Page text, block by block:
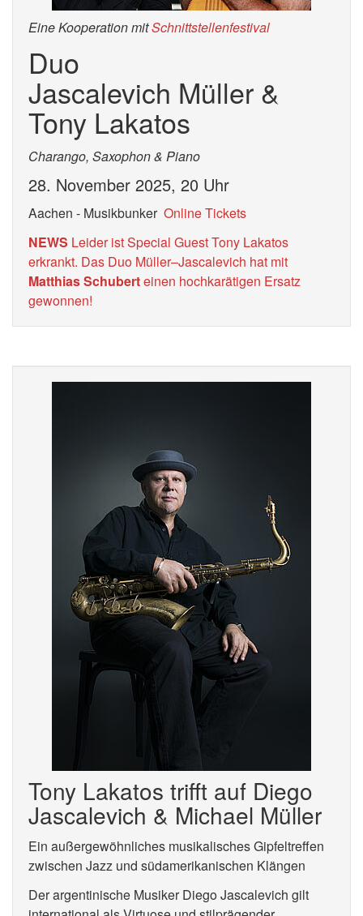
Eine Kooperation mitSchnittstellenfestival
Duo
Jascalevich Müller &
Tony Lakatos
Charango, Saxophon & Piano
28. November 2025, 20 Uhr
Aachen - Musikbunker Online Tickets
NEWS Leider ist Special Guest Tony Lakatos
erkrankt. Das Duo Müller–Jascalevich hat mit
Matthias Schuberteinen hochkarätigen Ersatz
gewonnen!
Tony Lakatos trifft auf Diego
Jascalevich & Michael Müller
Ein außergewöhnliches musikalisches Gipfeltreffen
zwischen Jazz und südamerikanischen Klängen
Der argentinische Musiker Diego Jascalevich gilt